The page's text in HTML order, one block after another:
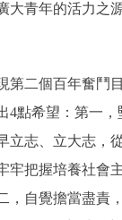
大青年的活力之
二個百年奮鬥
點希望：第一
志、立大志，
牢把握培養社會
自覺擔當盡責